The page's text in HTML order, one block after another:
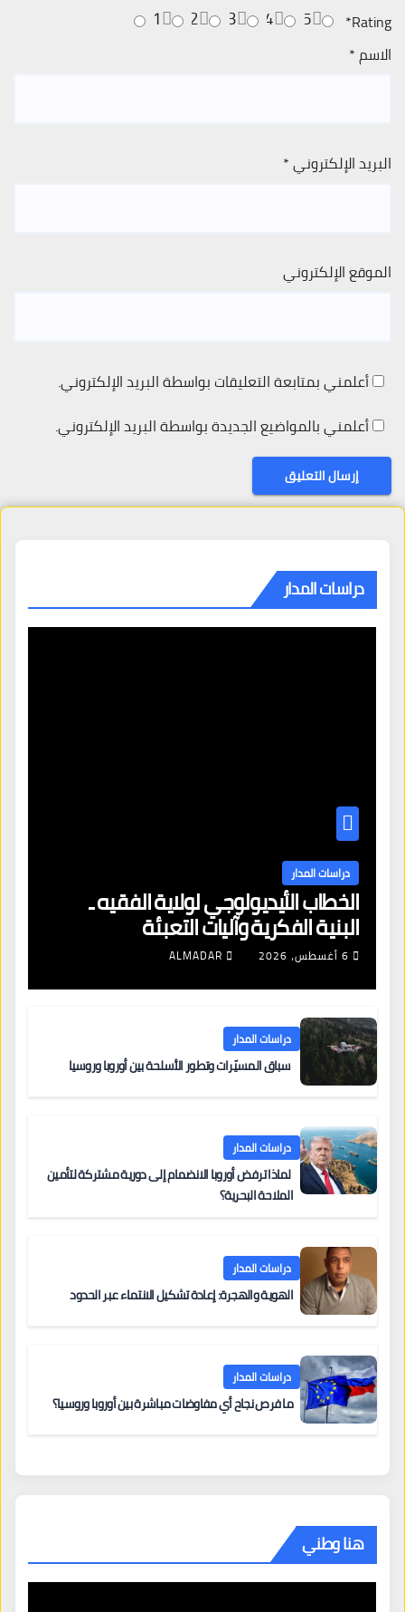
Rating
*
5
4
3
2
1
الاسم*
البريد الإلكتروني*
الموقع الإلكتروني
أعلمني بمتابعة التعليقات بواسطة البريد الإلكتروني.
أعلمني بالمواضيع الجديدة بواسطة البريد الإلكتروني.
دراسات المدار
دراسات المدار
الخطاب الأيديولوجي لولاية الفقيه ـ
البنية الفكرية وآليات التعبئة
6 أغسطس، 2026 ALMADAR
دراسات المدار
سباق المسيّرات وتطور الأسلحة بين أوروبا وروسيا
دراسات المدار
لماذا ترفض أوروبا الانضمام إلى دورية مشتركة لتأمين
الملاحة البحرية؟
دراسات المدار
الهوية والهجرة: إعادة تشكيل الانتماء عبر الحدود
دراسات المدار
ما فرص نجاح أي مفاوضات مباشرة بين أوروبا وروسيا؟
هنا وطني